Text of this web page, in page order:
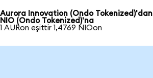
Aurora Innovation (Ondo Tokenized)'dan
NIO (Ondo Tokenized)'na
1 AURon eşittir 1,4769 NIOon